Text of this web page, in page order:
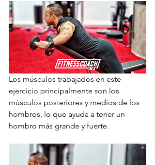
Los músculos trabajados en este
ejercicio principalmente son los
músculos posteriores y medios de los
hombros, lo que ayuda a tener un
hombro más grande y fuerte.